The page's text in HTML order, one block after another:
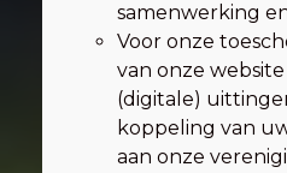
samenwerking
Voor onze
van onze
(digitale)
koppeling van
aan onze